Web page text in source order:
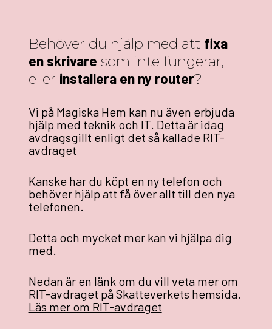
Behöver du hjälp med att fixa
en skrivare som inte fungerar,
eller installera en ny router?
Vi på Magiska Hem kan nu även erbjuda
hjälp med teknik och IT. Detta är idag
avdragsgillt enligt det så kallade RIT-
avdraget
Kanske har du köpt en ny telefon och
behöver hjälp att få över allt till den nya
telefonen.
Detta och mycket mer kan vi hjälpa dig
med.
Nedan är en länk om du vill veta mer om
RIT-avdraget på Skatteverkets hemsida.
Läs mer om RIT-avdraget